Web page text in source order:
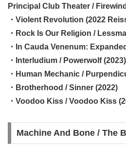
Principal Club Theater /
・Violent Revolution (2022
・Rock Is Our Religion /
・In Cauda Venenum:
・Interludium / Powerwolf (2023)
・Human Mechanic /
・Brotherhood / Sinner (2022)
・Voodoo Kiss / Voodoo Kiss
Machine And Bone / The